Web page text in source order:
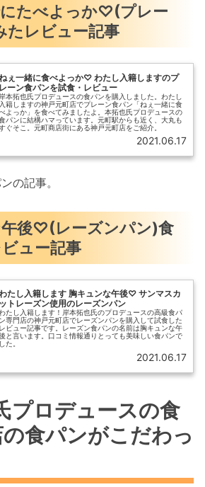
たべよっか♡(プレー
たレビュー記事
ぇ一緒に食べよっか♡ わたし入籍しますのプ
レーン食パンを試食・レビュー
岸本拓也氏プロデュースの食パンを購入しました。わたし
入籍しますの神戸元町店でプレーン食パン「ねぇ一緒に食
よっか」を食べてみましたよ。本拓也氏プロデュースの
パンに結構ハマっています。元町駅からも近く、大丸も
ぐそこ。元町商店街にある神戸元町店をご紹介。
2021.06.17
の記事。
後♡(レーズンパン)食
ュー記事
たし入籍します 胸キュンな午後♡ サンマスカ
ットレーズン使用のレーズンパン
たし入籍します！岸本拓也氏のプロデュースの高級食パ
ン専門店の神戸元町店でレーズンパンを購入して試食した
レビュー記事です。レーズン食パンの名前は胸キュンな午
と言います。口コミ情報通りとっても美味しい食パンで
した。
2021.06.17
プロデュースの食
食パンがこだわっ